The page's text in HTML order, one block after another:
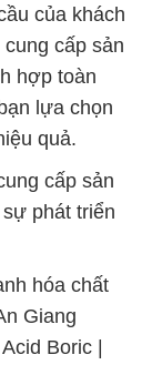
của khách
cấp sản
hợp toàn
lựa chọn
quả.
cấp sản
phát triển
hóa chất
Giang
Boric |